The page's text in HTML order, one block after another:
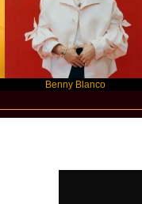
Benny Blanco